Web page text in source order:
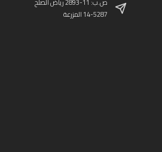
ص.ب: 11-2893 رياض الصلح
14-5287 المزرعة